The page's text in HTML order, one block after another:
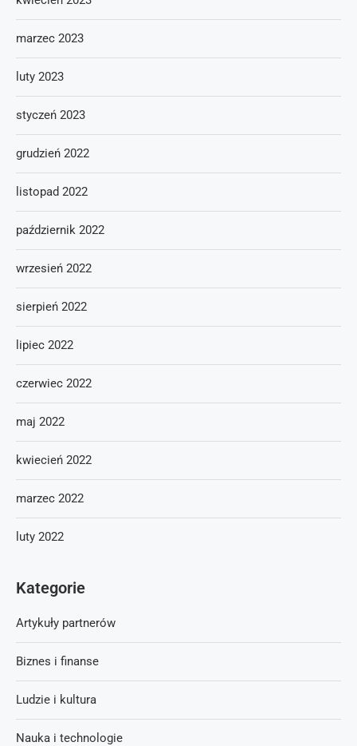
marzec 2023
luty 2023
styczeń 2023
grudzień 2022
listopad 2022
październik 2022
wrzesień 2022
sierpień 2022
lipiec 2022
czerwiec 2022
maj 2022
kwiecień 2022
marzec 2022
luty 2022
Kategorie
Artykuły partnerów
Biznes i finanse
Ludzie i kultura
Nauka i technologie